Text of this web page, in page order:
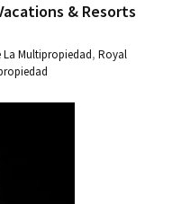
& Resorts
La Multipropiedad, Royal